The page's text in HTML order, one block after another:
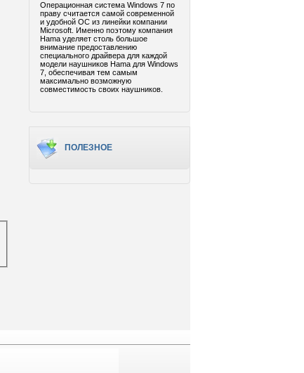
Операционная система Windows 7 по
праву считается самой современной
и удобной ОС из линейки компании
Microsoft. Именно поэтому компания
Hama уделяет столь большое
внимание предоставлению
специального драйвера для каждой
модели наушников Hama для Windows
7, обеспечивая тем самым
максимально возможную
совместимость своих наушников.
ПОЛЕЗНОЕ